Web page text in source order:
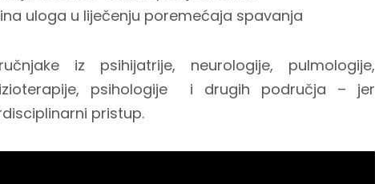
uloga u liječenju poremećaja spavanja
iz psihijatrije, neurologije, pulmologije,
psihologije i drugih područja – jer
pristup.